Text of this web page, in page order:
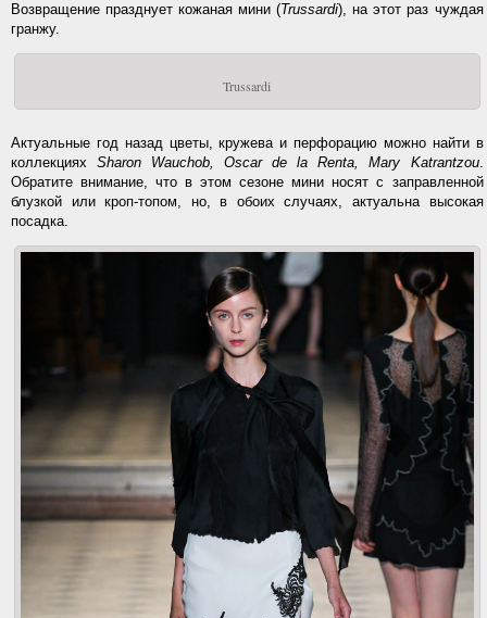
Возвращение празднует кожаная мини (Trussardi), на этот раз чуждая
гранжу.
Trussardi
Актуальные год назад цветы, кружева и перфорацию можно найти в
коллекцияхSharon Wauchob, Oscar de la Renta, Mary Katrantzou.
Обратите внимание, что в этом сезоне мини носят с заправленной
блузкой или кроп-топом, но, в обоих случаях, актуальна высокая
посадка.